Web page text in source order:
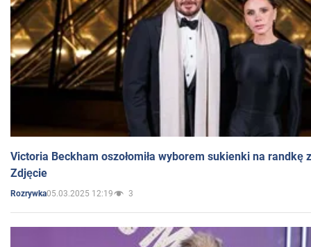
Victoria Beckham oszołomiła wyborem sukienki na randkę
Zdjęcie
Rozrywka05.03.2025 12:19 3